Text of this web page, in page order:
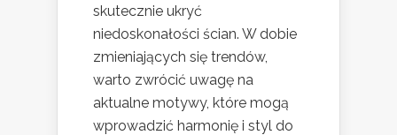
skutecznie ukryć
niedoskonałości ścian. W dobie
zmieniających się trendów,
warto zwrócić uwagę na
aktualne motywy, które mogą
wprowadzić harmonię i styl do